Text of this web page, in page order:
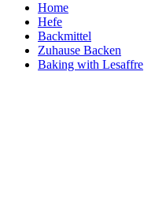
Home
Hefe
Backmittel
Zuhause Backen
Baking with Lesaffre